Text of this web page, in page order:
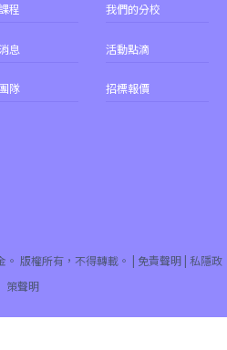
程
息
隊
我們的分校
活動點滴
招標報價
版權所有，不得轉載。 | 免責聲明 | 私隱政
策聲明